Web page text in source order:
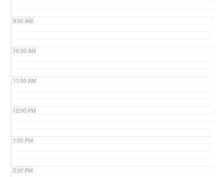
9:00 AM
10:00 AM
11:00 AM
12:00 PM
1:00 PM
2:00 PM